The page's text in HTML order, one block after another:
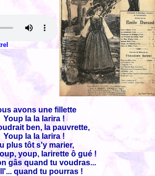
avons une fillette
Youp la la larira !
ben, la pauvrette,
Youp la la larira !
plus tôt s'y marier,
youp, larirette ô gué !
gâs quand tu voudras...
quand tu pourras !